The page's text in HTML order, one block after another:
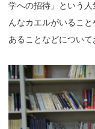
学への招待」という
んなカエルがいるこ
あることなどについて